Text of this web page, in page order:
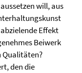
will, aus
Effekt
Beiwerk
Qualitäten?
den die